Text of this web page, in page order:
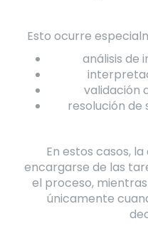
Esto ocurre
análisis de
validación
resolución de
En estos casos,
encargarse de las
el proceso,
únicamente